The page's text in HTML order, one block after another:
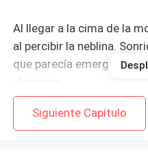
Al llegar a la cima de la
al percibir la neblina.
que parecía emerger de
el cuerpo.
Respiró hondo para
captar el sutil aroma de
Siguiente Capítulo